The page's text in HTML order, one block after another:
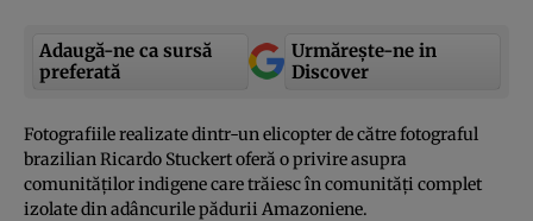
Adaugă-ne ca sursă
preferată
Urmărește-ne in
Discover
Fotografiile realizate dintr-un elicopter de către fotograful
brazilian Ricardo Stuckert oferă o privire asupra
comunităţilor indigene care trăiesc în comunităţi complet
izolate din adâncurile pădurii Amazoniene.